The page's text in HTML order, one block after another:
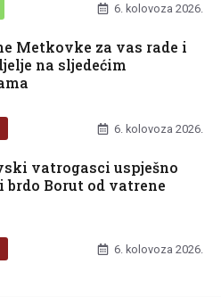
6. kolovoza 2026.
Metkovke za vas rade i
na sljedećim
6. kolovoza 2026.
vatrogasci uspješno
brdo Borut od vatrene
6. kolovoza 2026.